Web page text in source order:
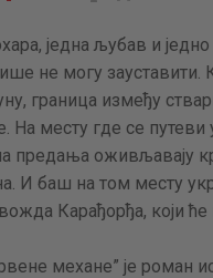
једна љубав и
не могу
граница између
На месту где се путеви
предања оживљавају
И баш на том месту
Карађорђа, који
механе” је роман